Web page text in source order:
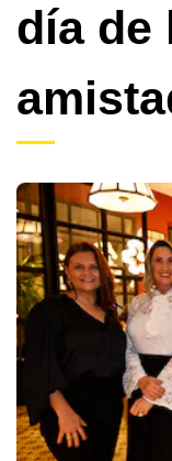
día de